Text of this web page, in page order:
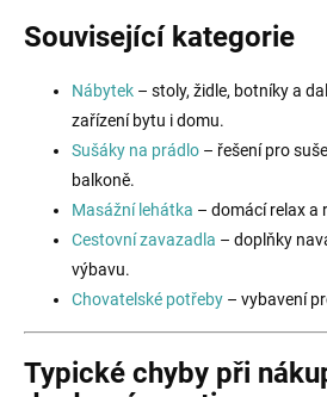
Související kategorie
Nábytek – stoly, židle, botníky a
zařízení bytu i domu.
Sušáky na prádlo – řešení pro
balkoně.
Masážní lehátka – domácí relax a
Cestovní zavazadla – doplňky
výbavu.
Chovatelské potřeby – vybavení
Typické chyby při